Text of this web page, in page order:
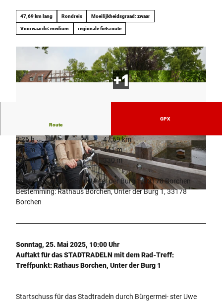
47,69 km lang Rondreis Moeilijkheidsgraad: zwaar
Voorwaarde: medium regionale fietsroute
© Teutoburger Wald Tourismus, T. Evers
© Teutoburger Wald Tourismus, T. Evers © Teutoburger Wald Tourismus, T. Evers
Route
GPX
3:26 h
47,69 km
446 m
441 m
128 m
330 m
202 m
Start: Rathaus Borchen, Unter der Burg 1, 33178 Borchen
Bestemming: Rathaus Borchen, Unter der Burg 1, 33178
Borchen
Sonntag, 25. Mai 2025, 10:00 Uhr
Auftakt für das STADTRADELN mit dem Rad-Treff:
Treffpunkt: Rathaus Borchen, Unter der Burg 1
Startschuss für das Stadtradeln durch Bürgermei- ster Uwe